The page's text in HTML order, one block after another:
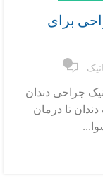
برای
۰
جراحی دندان
تا درمان